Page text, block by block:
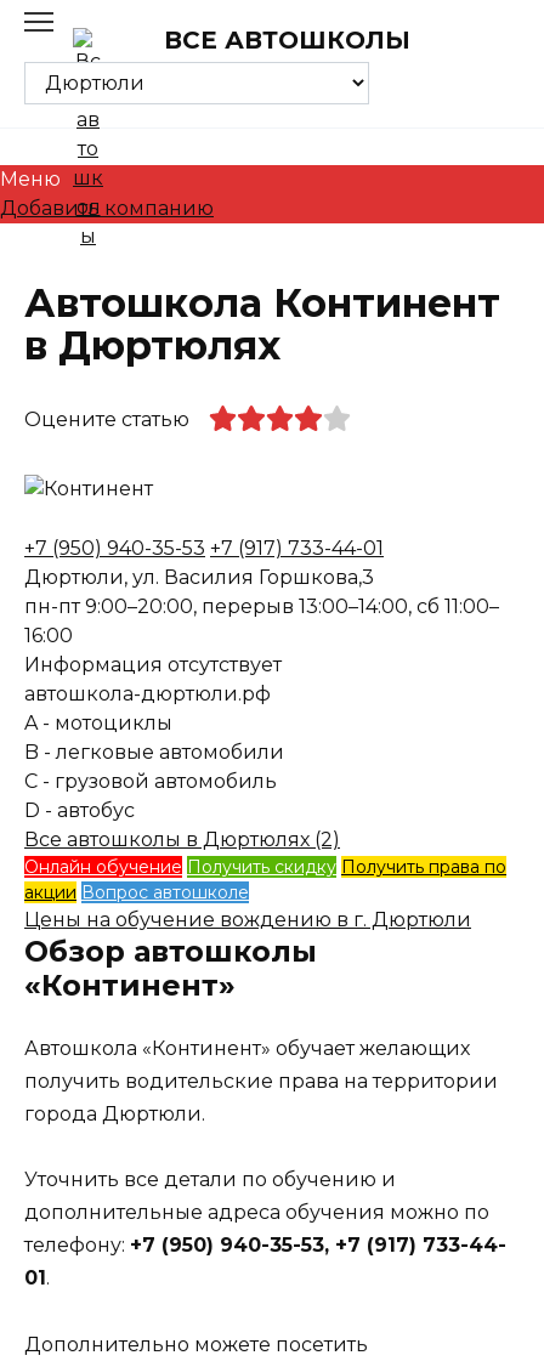
Skip
content
ВСЕ АВТОШКОЛЫ
Меню
Добавить компанию
Автошкола Континент
в Дюртюлях
Оцените статью
+7 (950) 940-35-53 +7 (917) 733-44-01
Дюртюли, ул. Василия Горшкова,3
пн-пт 9:00–20:00, перерыв 13:00–14:00, сб 11:00–
16:00
Информация отсутствует
автошкола-дюртюли.рф
A - мотоциклы
B - легковые автомобили
C - грузовой автомобиль
D - автобус
Все автошколы в Дюртюлях (2)
Онлайн обучение Получить скидку Получить права по
акции Вопрос автошколе
Цены на обучение вождению в г. Дюртюли
Обзор автошколы
«Континент»
Автошкола «Континент» обучает желающих
получить водительские права на территории
города Дюртюли.
Уточнить все детали по обучению и
дополнительные адреса обучения можно по
телефону: +7 (950) 940-35-53, +7 (917) 733-44-
01 .
Дополнительно можете посетить